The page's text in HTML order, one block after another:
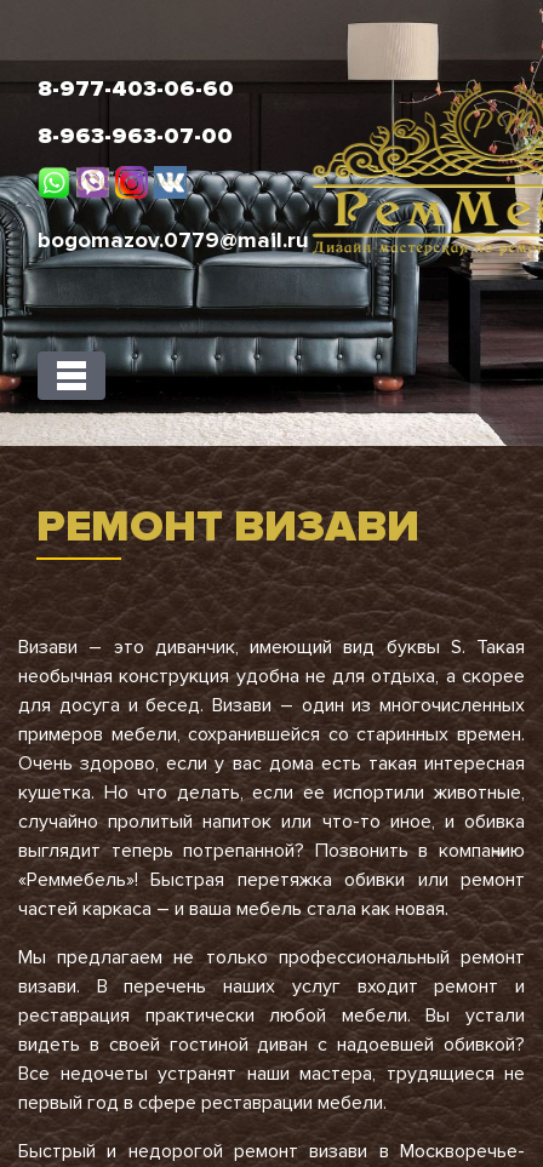
8-977-403-06-60
8-963-963-07-00
bogomazov.0779@mail.ru
РЕМОНТ ВИЗАВИ
Визави – это диванчик, имеющий вид буквы S. Такая
необычная конструкция удобна не для отдыха, а скорее
для досуга и бесед. Визави – один из многочисленных
примеров мебели, сохранившейся со старинных времен.
Очень здорово, если у вас дома есть такая интересная
кушетка. Но что делать, если ее испортили животные,
случайно пролитый напиток или что-то иное, и обивка
выглядит теперь потрепанной? Позвонить в компанию
«Реммебель»! Быстрая перетяжка обивки или ремонт
частей каркаса – и ваша мебель стала как новая.
Мы предлагаем не только профессиональный ремонт
визави. В перечень наших услуг входит ремонт и
реставрация практически любой мебели. Вы устали
видеть в своей гостиной диван с надоевшей обивкой?
Все недочеты устранят наши мастера, трудящиеся не
первый год в сфере реставрации мебели.
Быстрый и недорогой ремонт визави в Москворечье-